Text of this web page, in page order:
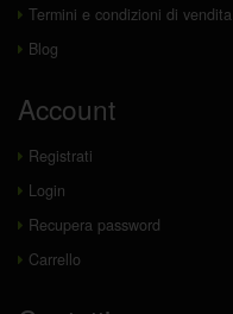
Termini e condizioni di vendita
Blog
Account
Registrati
Login
Recupera password
Carrello